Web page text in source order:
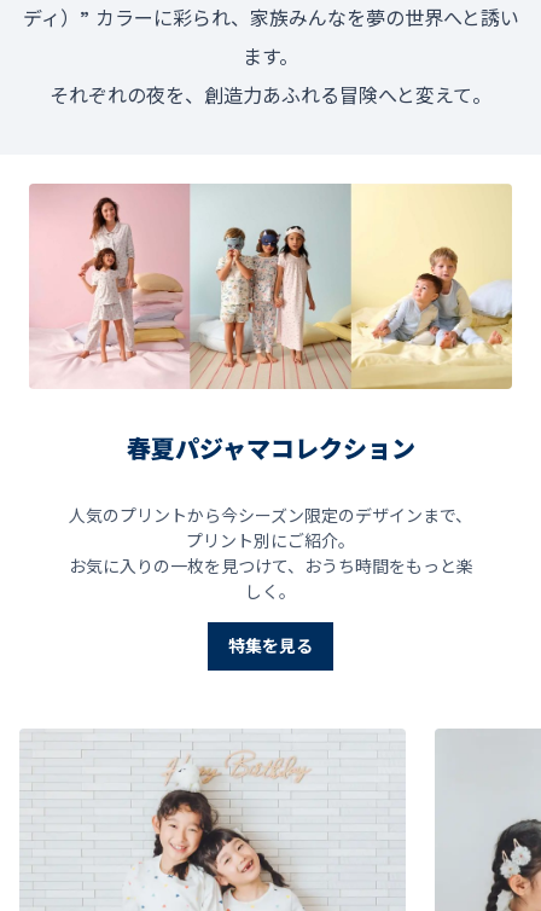
ディ）” カラーに彩られ、家族みんなを夢の世界へと誘い
ます。
それぞれの夜を、創造力あふれる冒険へと変えて。
春夏パジャマコレクション
人気のプリントから今シーズン限定のデザインまで、
プリント別にご紹介。
お気に入りの一枚を見つけて、おうち時間をもっと楽
しく。
特集を見る